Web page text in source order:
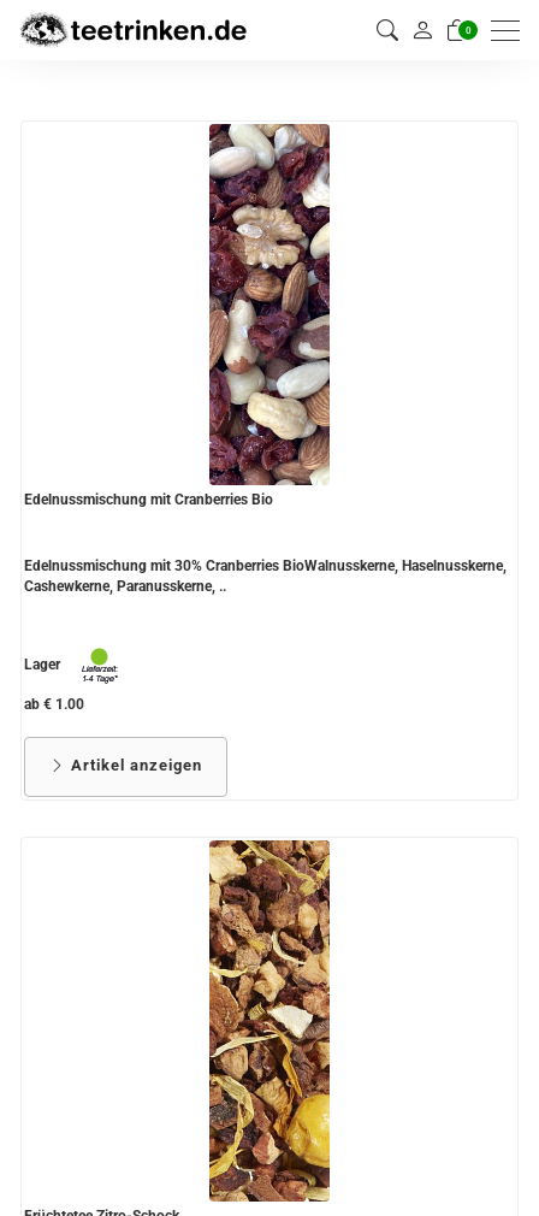
0
Edelnussmischung mit Cranberries Bio
Edelnussmischung mit 30% Cranberries BioWalnusskerne, Haselnusskerne,
Cashewkerne, Paranusskerne, ..
Lager
ab € 1.00
Artikel anzeigen